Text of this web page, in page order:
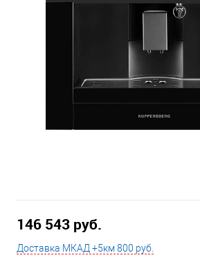
146 543 руб.
Доставка МКАД +5км 800 руб.